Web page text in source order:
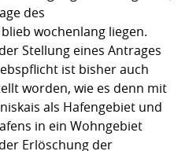
des
wochenlang liegen.
Stellung eines Antrages
ist bisher auch
worden, wie es denn mit
als Hafengebiet und
in ein Wohngebiet
Erlöschung der